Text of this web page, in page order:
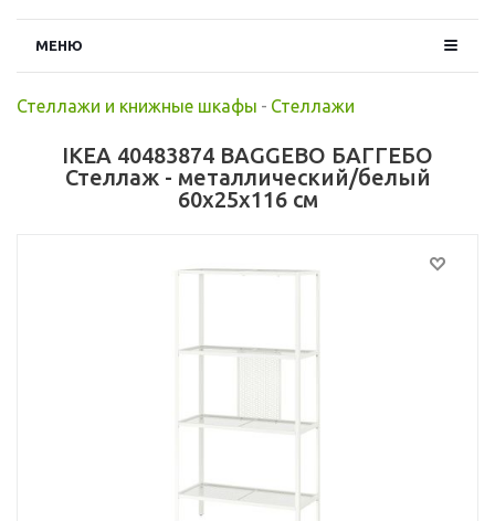
МЕНЮ
Стеллажи и книжные шкафы - Стеллажи
IKEA 40483874 BAGGEBO БАГГЕБО
Стеллаж - металлический/белый
60x25x116 см